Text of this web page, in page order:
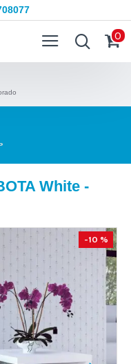
0
White -
-10 %